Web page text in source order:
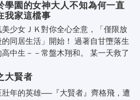
，是即使多次過去改變（世界..
學園的女神大人不知為何一直
我家這檔事
美少女ＪＫ對你全心全意，「僅限放
的同居生活」開始！ 過著自甘墮落生
高中生－－常盤木翔和。 某一天救了
以此為契機－－ 「我想要報..
大賢者
壯年的英雄──『大賢者』齊格飛，遭